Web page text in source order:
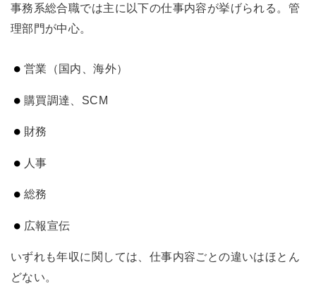
事務系総合職では主に以下の仕事内容が挙げられる。管
理部門が中心。
営業（国内、海外）
購買調達、SCM
財務
人事
総務
広報宣伝
いずれも年収に関しては、仕事内容ごとの違いはほとん
どない。